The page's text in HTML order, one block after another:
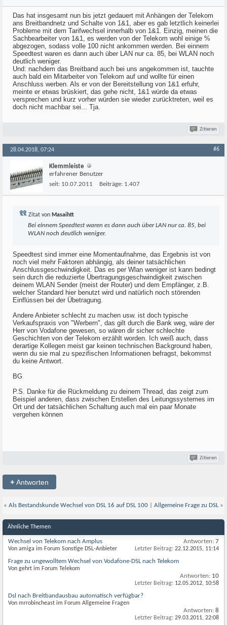
Das hat insgesamt nun bis jetzt gedauert mit Anhängen der Telekom
ans Breitbandnetz und Schalte von 1&1, aber es gab letztlich keinerlei
Probleme mit dem Tarifwechsel innerhalb von 1&1. Einzig, meinen die
Sachbearbeiter von 1&1, es werden von der Telekom wohl einige %
abgezogen, sodass volle 100 nicht ankommen werden. Bei einnem
Speedtest waren es dann auch über LAN nur ca. 85, bei WLAN noch
deutlich weniger.
Und: nachdem das Breitband auch bei uns angekommen ist, tauchte
auch bald ein Mitarbeiter von Telekom auf und wollte für einen
Anschluss werben. Als er von der Bereitstellung von 1&1 erfuhr,
meinte er etwas brüskiert, das gehe nicht, 1&1 würde da etwas
versprechen und kurz vorher würden sie wieder zurücktreten, weil es
doch nicht machbar sei... Tja.
Zitieren
28.04.2018, 07:24 #6
Klemmleiste
erfahrener Benutzer
seit: 10.07.2011 Beiträge: 1.407
Zitat von Masaihtt
Bei einnem Speedtest waren es dann auch über LAN nur ca. 85, bei
WLAN noch deutlich weniger.
Speedtest sind immer eine Momentaufnahme, das Ergebnis ist von
noch viel mehr Faktoren abhängig, als deiner tatsächlichen
Anschlussgeschwindigkeit. Das es per Wlan weniger ist kann bedingt
sein durch die reduzierte Übertragungsgeschwindigkeit zwischen
deinem WLAN Sender (meist der Router) und dem Empfänger, z.B.
welcher Standard hier benutzt wird und natürlich noch störenden
Einflüssen bei der Übetragung.
Andere Anbieter schlecht zu machen usw. ist doch typische
Verkaufspraxis von "Werbern", das gilt durch die Bank weg, wäre der
Herr von Vodafone gewesen, so wären dir sicher schlechte
Geschichten von der Telekom erzählt worden. Ich weiß auch, dass
derartige Kollegen meist gar keinen technischen Background haben,
wenn du sie mal zu spezifischen Informationen befragst, bekommst
du keine Antwort.
BG
P.S. Danke für die Rückmeldung zu deinem Thread, das zeigt zum
Beispiel anderen, dass zwischen Erstellen des Leitungssystemes im
Ort und der tatsächlichen Schaltung auch mal ein paar Monate
vergehen können
Zitieren
+Antworten
« Als Bestandskunde Wechsel von DSL 16 auf DSL 100 Allgemeine Frage zu DSL »
Ähnliche Themen
Wechsel von Telekom nach Amplus
Von amiga im Forum Sonstige DSL-Anbieter
Antworten: 7
Letzter Beitrag: 22.12.2015, 11:14
Frage zu ungewolltem Wechsel von Vodafone-DSL nach Telekom
Von gehrt im Forum Telekom
Antworten: 10
Letzter Beitrag: 12.05.2012, 10:58
Dsl nach Breitbandausbau automatisch verfügbar?
Von mrrobincheast im Forum Allgemeine Fragen
Antworten: 8
Letzter Beitrag: 29.03.2011, 22:08